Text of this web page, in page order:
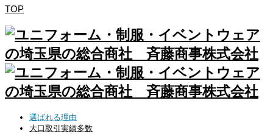
TOP
選ばれる理由
大口取引実績多数